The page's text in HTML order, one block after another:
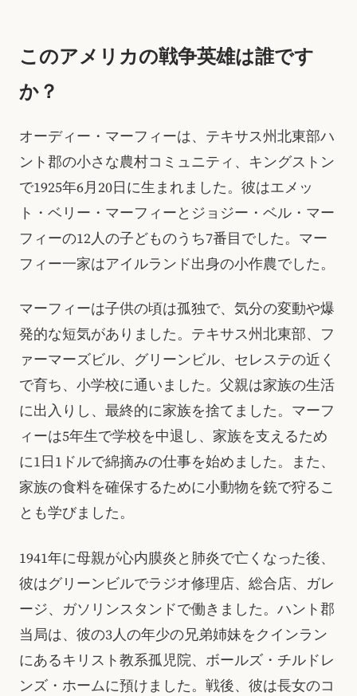
このアメリカの戦争英雄は誰です
か？
オーディー・マーフィーは、テキサス州北東部ハ
ント郡の小さな農村コミュニティ、キングストン
で1925年6月20日に生まれました。彼はエメッ
ト・ベリー・マーフィーとジョジー・ベル・マー
フィーの12人の子どものうち7番目でした。マー
フィー一家はアイルランド出身の小作農でした。
マーフィーは子供の頃は孤独で、気分の変動や爆
発的な短気がありました。テキサス州北東部、フ
ァーマーズビル、グリーンビル、セレステの近く
で育ち、小学校に通いました。父親は家族の生活
に出入りし、最終的に家族を捨てました。マーフ
ィーは5年生で学校を中退し、家族を支えるため
に1日1ドルで綿摘みの仕事を始めました。また、
家族の食料を確保するために小動物を銃で狩るこ
とも学びました。
1941年に母親が心内膜炎と肺炎で亡くなった後、
彼はグリーンビルでラジオ修理店、総合店、ガレ
ージ、ガソリンスタンドで働きました。ハント郡
当局は、彼の3人の年少の兄弟姉妹をクインラン
にあるキリスト教系孤児院、ボールズ・チルドレ
ンズ・ホームに預けました。戦後、彼は長女のコ